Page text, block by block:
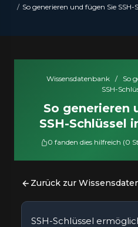
So generieren und fügen Sie
Wissensdatenbank /
So
SSH-
So generieren
SSH-Schlüssel
0 fanden dies hilfreich (0
Zurück zur
SSH-Schlüssel